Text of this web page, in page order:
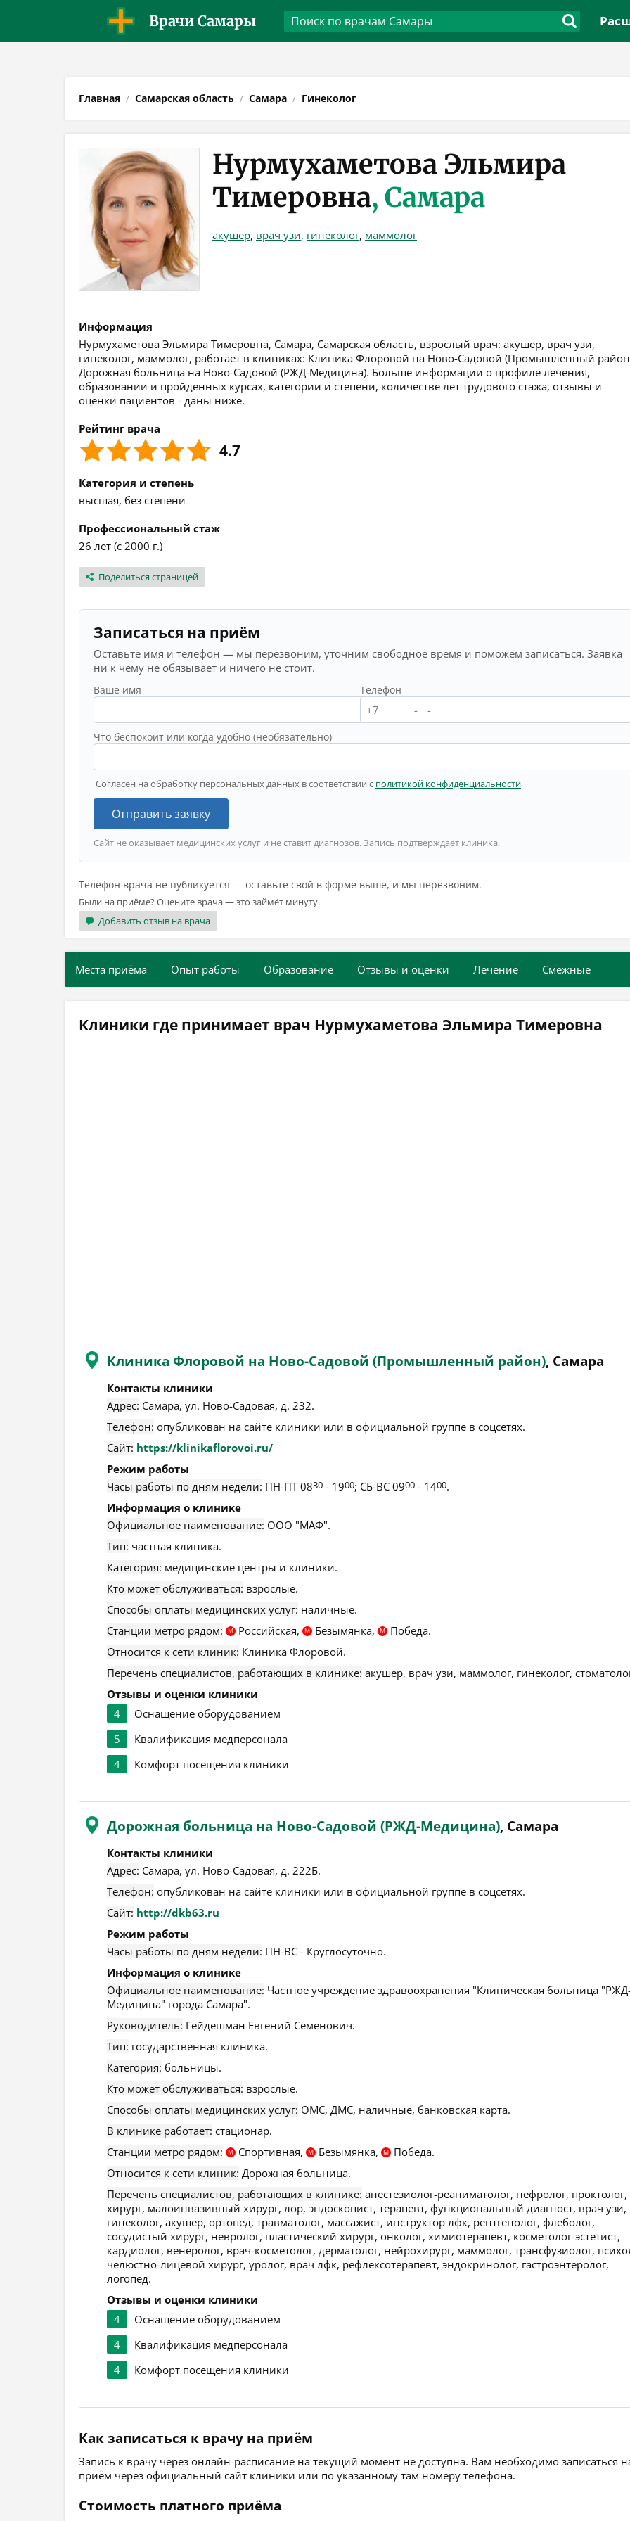
Врачи Самары
Главная Самарская область Самара Гинеколог
Нурмухаметова Эльмира
Тимеровна, Самара
акушер, врач узи, гинеколог, маммолог
Информация
Нурмухаметова Эльмира Тимеровна, Самара, Самарская область, взрослый врач: акушер, врач узи,
гинеколог, маммолог, работает в клиниках: Клиника Флоровой на Ново-Садовой (Промышленный
Дорожная больница на Ново-Садовой (РЖД-Медицина). Больше информации о профиле лечения,
образовании и пройденных курсах, категории и степени, количестве лет трудового стажа, отзывы и
оценки пациентов - даны ниже.
Рейтинг врача
4.7
Категория и степень
высшая, без степени
Профессиональный стаж
26 лет (с 2000 г.)
Поделиться страницей
Записаться на приём
Оставьте имя и телефон — мы перезвоним, уточним свободное время и поможем записаться. Заявка
ни к чему не обязывает и ничего не стоит.
Ваше имя Телефон
Что беспокоит или когда удобно (необязательно)
Согласен на обработку персональных данных в соответствии с политикой конфиденциальности
Отправить заявку
Сайт не оказывает медицинских услуг и не ставит диагнозов. Запись подтверждает клиника.
Телефон врача не публикуется — оставьте свой в форме выше, и мы перезвоним.
Были на приёме? Оцените врача — это займёт минуту.
Добавить отзыв на врача
Места приёма Опыт работы Образование Отзывы и оценки Лечение Смежные
Клиники где принимает врач Нурмухаметова Эльмира Тимеровна
Клиника Флоровой на Ново-Садовой (Промышленный район), Самара
Контакты клиники
Адрес: Самара, ул. Ново-Садовая, д. 232.
Телефон: опубликован на сайте клиники или в официальной группе в соцсетях.
Сайт: https://klinikaflorovoi.ru/
Режим работы
Часы работы по дням недели: ПН-ПТ 0830 - 1900; СБ-ВС 0900 - 1400.
Информация о клинике
Официальное наименование: ООО "МАФ".
Тип: частная клиника.
Категория: медицинские центры и клиники.
Кто может обслуживаться: взрослые.
Способы оплаты медицинских услуг: наличные.
Станции метро рядом:
М Российская, М Безымянка, М
Победа.
Относится к сети клиник: Клиника Флоровой.
Перечень специалистов, работающих в клинике: акушер, врач узи, маммолог, гинеколог,
Отзывы и оценки клиники
4
Оснащение оборудованием
5
Квалификация медперсонала
4
Комфорт посещения клиники
Дорожная больница на Ново-Садовой (РЖД-Медицина), Самара
Контакты клиники
Адрес: Самара, ул. Ново-Садовая, д. 222Б.
Телефон: опубликован на сайте клиники или в официальной группе в соцсетях.
Сайт: http://dkb63.ru
Режим работы
Часы работы по дням недели: ПН-ВС - Круглосуточно.
Информация о клинике
Официальное наименование: Частное учреждение здравоохранения "Клиническая больница
Медицина" города Самара".
Руководитель: Гейдешман Евгений Семенович.
Тип: государственная клиника.
Категория: больницы.
Кто может обслуживаться: взрослые.
Способы оплаты медицинских услуг: ОМС, ДМС, наличные, банковская карта.
В клинике работает: стационар.
Станции метро рядом:
М Спортивная, М Безымянка, М
Победа.
Относится к сети клиник: Дорожная больница.
Перечень специалистов, работающих в клинике: анестезиолог-реаниматолог, нефролог, проктолог,
хирург, малоинвазивный хирург, лор, эндоскопист, терапевт, функциональный диагност, врач узи,
гинеколог, акушер, ортопед, травматолог, массажист, инструктор лфк, рентгенолог, флеболог,
сосудистый хирург, невролог, пластический хирург, онколог, химиотерапевт, косметолог-эстетист,
кардиолог, венеролог, врач-косметолог, дерматолог, нейрохирург, маммолог, трансфузиолог,
челюстно-лицевой хирург, уролог, врач лфк, рефлексотерапевт, эндокринолог, гастроэнтеролог,
логопед.
Отзывы и оценки клиники
4
Оснащение оборудованием
4
Квалификация медперсонала
4
Комфорт посещения клиники
Как записаться к врачу на приём
Запись к врачу через онлайн-расписание на текущий момент не доступна. Вам необходимо записаться
приём через официальный сайт клиники или по указанному там номеру телефона.
Стоимость платного приёма